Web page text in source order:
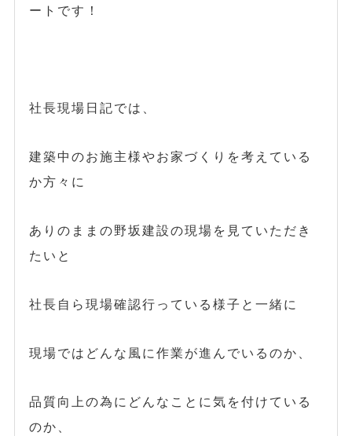
ートです！
社長現場日記では、
建築中のお施主様やお家づくりを考えている
か方々に
ありのままの野坂建設の現場を見ていただき
たいと
社長自ら現場確認行っている様子と一緒に
現場ではどんな風に作業が進んでいるのか、
品質向上の為にどんなことに気を付けている
のか、